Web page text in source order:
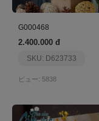
G000468
2.400.000 đ
SKU: D623733
ビュー: 5838